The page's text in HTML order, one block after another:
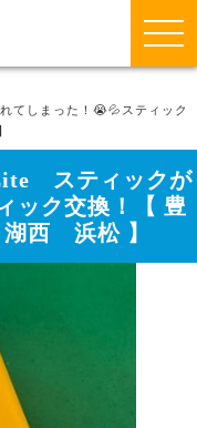
てしまった！😭💦スティック
スティックが
ック交換！【 豊
西 浜松 】